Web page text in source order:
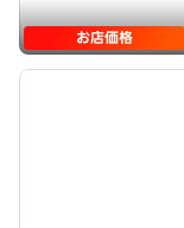
お店価格